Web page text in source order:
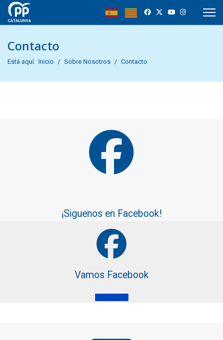
Contacto
Está aquí: Inicio Sobre Nosotros Contacto
¡Siguenos en Facebook!
Vamos Facebook